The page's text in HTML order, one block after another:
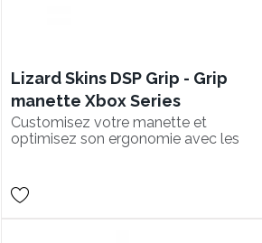
Lizard Skins DSP Grip - Grip
manette Xbox Series
Customisez votre manette et
optimisez son ergonomie avec les